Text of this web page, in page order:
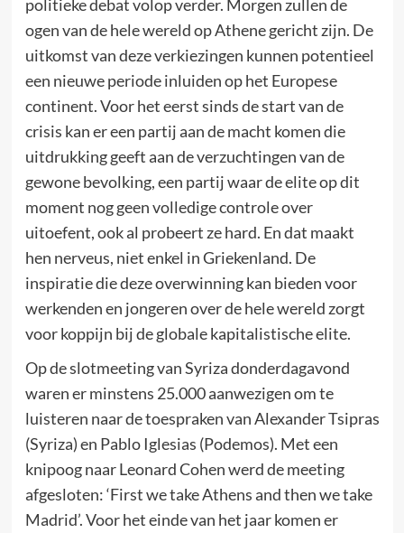
politieke debat volop verder. Morgen zullen de
ogen van de hele wereld op Athene gericht zijn. De
uitkomst van deze verkiezingen kunnen potentieel
een nieuwe periode inluiden op het Europese
continent. Voor het eerst sinds de start van de
crisis kan er een partij aan de macht komen die
uitdrukking geeft aan de verzuchtingen van de
gewone bevolking, een partij waar de elite op dit
moment nog geen volledige controle over
uitoefent, ook al probeert ze hard. En dat maakt
hen nerveus, niet enkel in Griekenland. De
inspiratie die deze overwinning kan bieden voor
werkenden en jongeren over de hele wereld zorgt
voor koppijn bij de globale kapitalistische elite.
Op de slotmeeting van Syriza donderdagavond
waren er minstens 25.000 aanwezigen om te
luisteren naar de toespraken van Alexander Tsipras
(Syriza) en Pablo Iglesias (Podemos). Met een
knipoog naar Leonard Cohen werd de meeting
afgesloten: ‘First we take Athens and then we take
Madrid’. Voor het einde van het jaar komen er